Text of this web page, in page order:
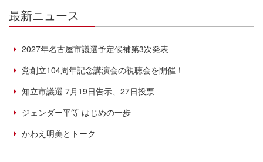
最新ニュース
2027年名古屋市議選予定候補第3次発表
党創立104周年記念講演会の視聴会を開催！
知立市議選 7月19日告示、27日投票
ジェンダー平等 はじめの一歩
かわえ明美とトーク